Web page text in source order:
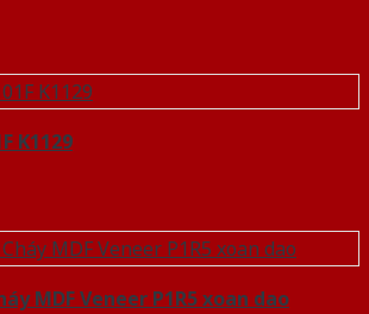
K1129
MDF Veneer P1R5 xoan dao